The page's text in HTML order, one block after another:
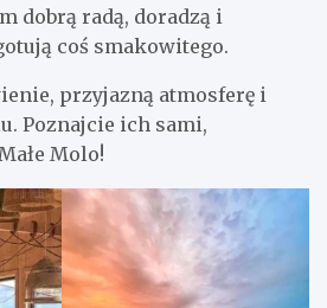
dobrą radą, doradzą i
coś smakowitego.
przyjazną atmosferę i
Poznajcie ich sami,
Molo!